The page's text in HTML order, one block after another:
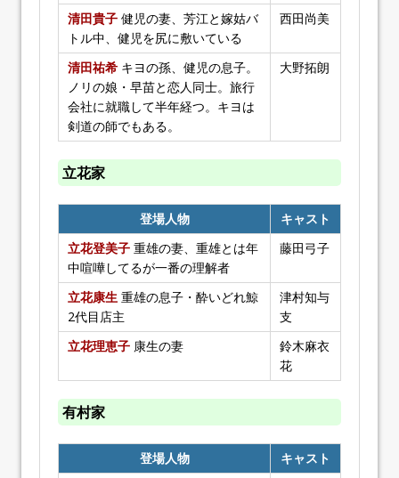
清田貴子 健児の妻、芳江と嫁姑バ
トル中、健児を尻に敷いている
西田尚美
清田祐希 キヨの孫、健児の息子。
ノリの娘・早苗と恋人同士。旅行
会社に就職して半年経つ。キヨは
剣道の師でもある。
大野拓朗
立花家
登場人物
キャスト
立花登美子 重雄の妻、重雄とは年
中喧嘩してるが一番の理解者
藤田弓子
立花康生 重雄の息子・酔いどれ鯨
2代目店主
津村知与
支
立花理恵子 康生の妻
鈴木麻衣
花
有村家
登場人物 キャスト